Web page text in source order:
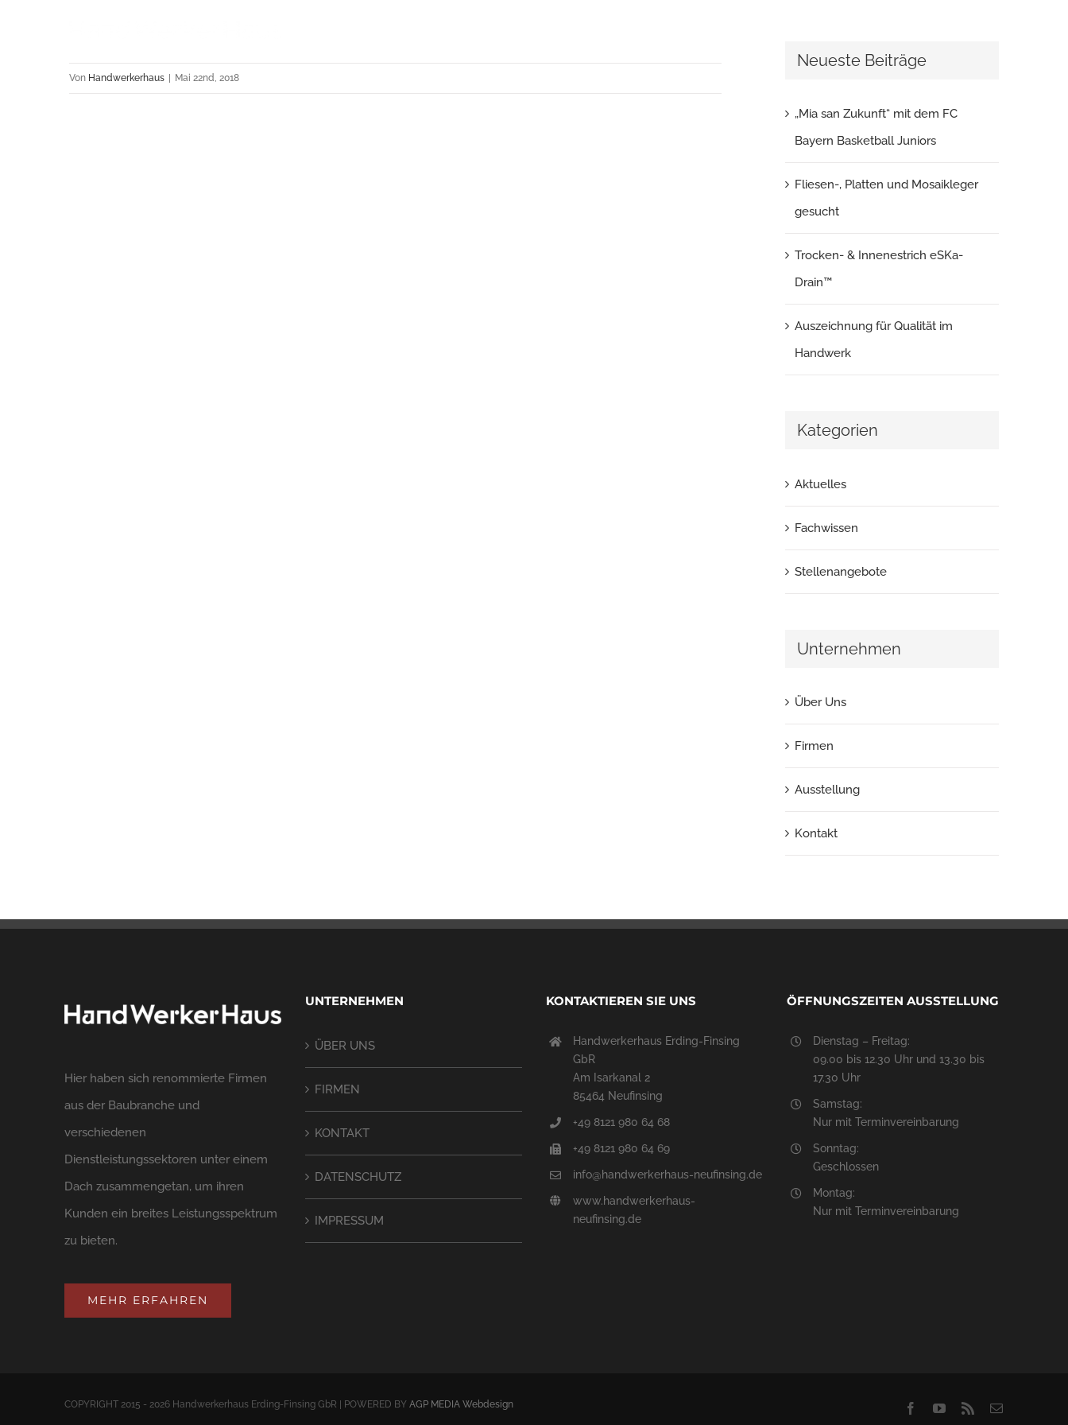
Von Handwerkerhaus Mai 22nd, 2018
Neueste Beiträge
„Mia san Zukunft“ mit dem FC
Bayern Basketball Juniors
Fliesen-, Platten und Mosaikleger
gesucht
Trocken- & Innenestrich eSKa-
Drain™
Auszeichnung für Qualität im
Handwerk
Kategorien
Aktuelles
Fachwissen
Stellenangebote
Unternehmen
Über Uns
Firmen
Ausstellung
Kontakt
Hier haben sich renommierte Firmen
aus der Baubranche und
verschiedenen
Dienstleistungssektoren unter einem
Dach zusammengetan, um ihren
Kunden ein breites Leistungsspektrum
zu bieten.
MEHR ERFAHREN
UNTERNEHMEN
ÜBER UNS
FIRMEN
KONTAKT
DATENSCHUTZ
IMPRESSUM
KONTAKTIEREN SIE UNS
Handwerkerhaus Erding-Finsing
GbR
Am Isarkanal 2
85464 Neufinsing
+49 8121 980 64 68
+49 8121 980 64 69
info@handwerkerhaus-neufinsing.de
www.handwerkerhaus-
neufinsing.de
ÖFFNUNGSZEITEN AUSSTELLUNG
Dienstag – Freitag:
09.00 bis 12.30 Uhr und 13.30 bis
17.30 Uhr
Samstag:
Nur mit Terminvereinbarung
Sonntag:
Geschlossen
Montag:
Nur mit Terminvereinbarung
COPYRIGHT 2015 - 2026 Handwerkerhaus Erding-Finsing GbR | POWERED BYAGP MEDIA Webdesign FacebookYouTube
Rss
E-